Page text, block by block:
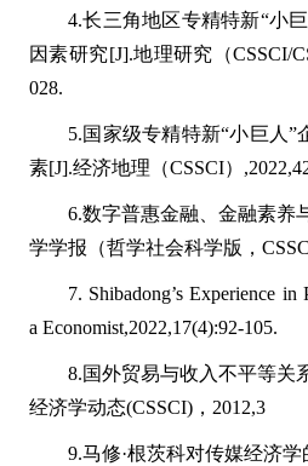
4.长三角地区专精特新“小
因素研究[J].地理研究（CSSCI/
028.
5.国家级专精特新“小巨人”
素[J].经济地理（CSSCI）
6.数字普惠金融、金融素养
学学报（哲学社会科学版，
7. Shibadong’s Experience
a Economist,2022,17(4):92-105.
8.国外贸易与收入不平等关
经济学动态(CSSCI)，2012,3
9.马修·根茨科对传媒经济